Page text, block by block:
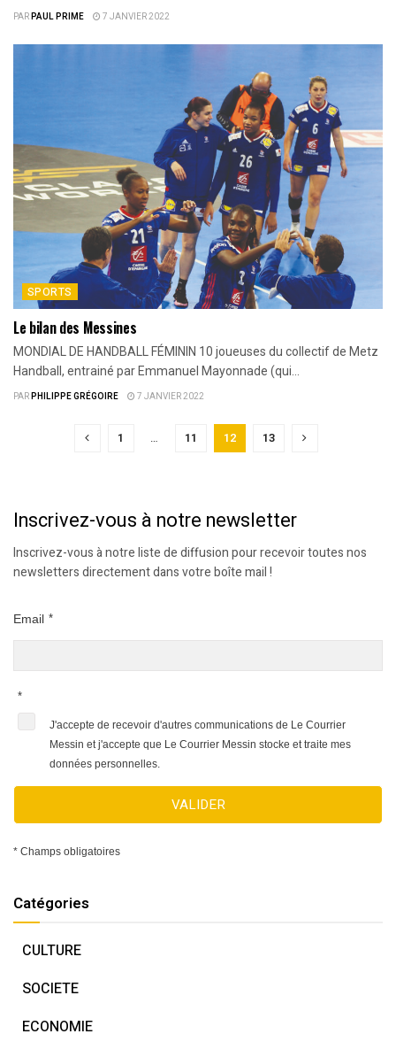
PARPAUL PRIME 7 JANVIER 2022
SPORTS
Le bilan des Messines
MONDIAL DE HANDBALL FÉMININ 10 joueuses du collectif de Metz
Handball, entrainé par Emmanuel Mayonnade (qui...
PARPHILIPPE GRÉGOIRE 7 JANVIER 2022
1 … 11 12 13
Inscrivez-vous à notre newsletter
Inscrivez-vous à notre liste de diffusion pour recevoir toutes nos
newsletters directement dans votre boîte mail !
Email *
*
J'accepte de recevoir d'autres communications de Le Courrier
Messin et j'accepte que Le Courrier Messin stocke et traite mes
données personnelles.
VALIDER
* Champs obligatoires
Catégories
CULTURE
SOCIETE
ECONOMIE